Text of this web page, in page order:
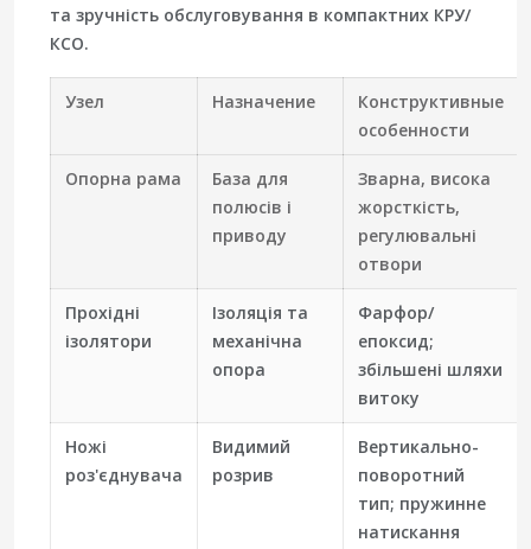
та зручність обслуговування в компактних КРУ/
КСО.
Узел Назначение
Конструктивные
особенности
Опорна рама
База для
полюсів і
приводу
Зварна, висока
жорсткість,
регулювальні
отвори
Прохідні
ізолятори
Ізоляція та
механічна
опора
Фарфор/
епоксид;
збільшені шляхи
витоку
Ножі
роз'єднувача
Видимий
розрив
Вертикально-
поворотний
тип; пружинне
натискання